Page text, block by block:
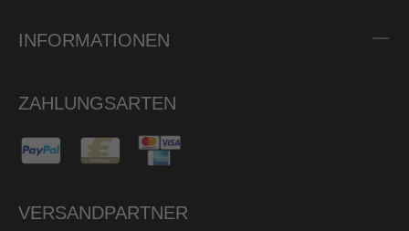
INFORMATIONEN
ZAHLUNGSARTEN
VERSANDPARTNER